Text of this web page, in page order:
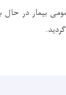
بیمار در حال